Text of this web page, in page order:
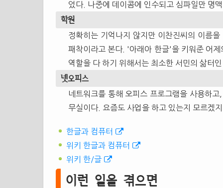
었다. 나중에 데이콤에 인수되고 심파일만 명
학원
정확히는 기억나지 않지만 이찬진씨의 이름
패착이라고 본다. '아래아 한글'을 키워준 어
역할을 다 하기 위해서는 최소한 서민의 삶터
넷오피스
네트워크를 통해 오피스 프로그램을 사용하
무실이다. 요즘도 사업을 하고 있는지 모르겠
한글과 컴퓨터
위키 한글과 컴퓨터
위키 한/글
이런 일을 겪으면